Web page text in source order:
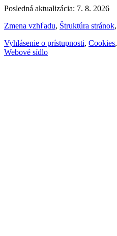
Posledná aktualizácia: 7. 8. 2026
Zmena vzhľadu, Štruktúra stránok,
Vyhlásenie o prístupnosti, Cookies,
Webové sídlo